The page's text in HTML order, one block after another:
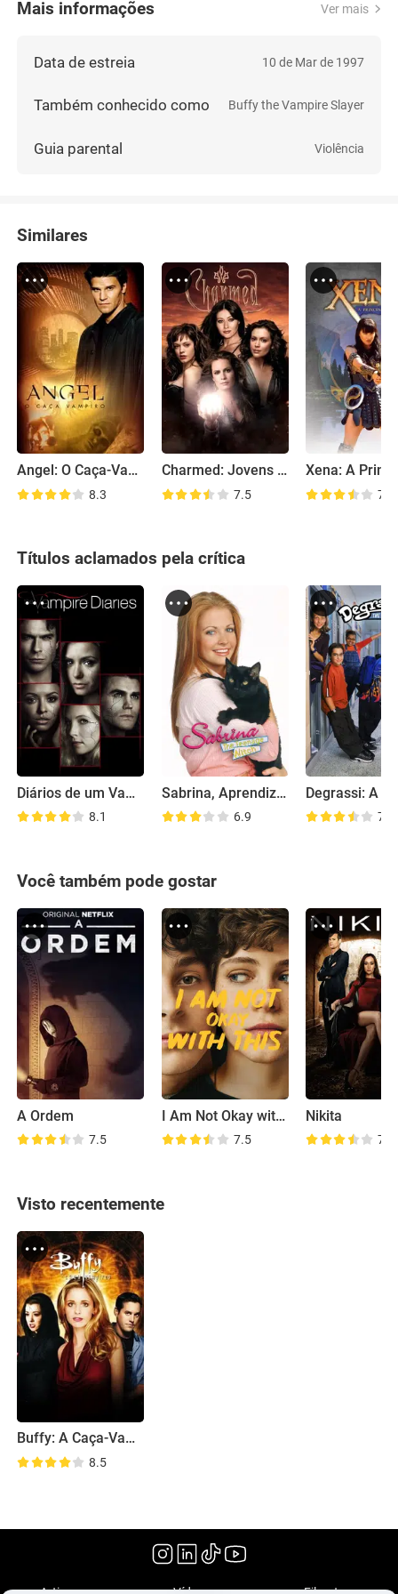
Mais informações Ver mais
Data de estreia 10 de Mar de 1997
Também conhecido como Buffy the Vampire Slayer
Guia parental Violência
Similares
Angel: O Caça-Vampiros
8.3
Charmed: Jovens Bruxas
7.5 7.6
Títulos aclamados pela crítica
Diários de um Vampiro
8.1
Sabrina, Aprendiz de Feiticeira
6.9 7.6
Você também pode gostar
A Ordem
7.5
I Am Not Okay with This
7.5
Nikita
7.7
Visto recentemente
Buffy: A Caça-Vampiros
8.5